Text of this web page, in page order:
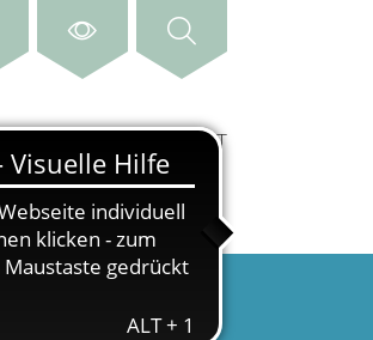
WIRTSCHAFT & STANDORT